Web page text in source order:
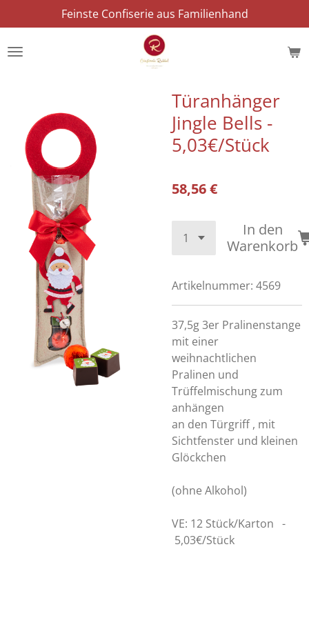
Hauptinhalt
springen
Feinste Confiserie aus Familienhand
Türanhänger
Jingle Bells -
5,03€/Stück
58,56 €
In den
Warenkorb
Artikelnummer: 4569
37,5g 3er Pralinenstange
mit einer
weihnachtlichen
Pralinen und
Trüffelmischung zum
anhängen
an den Türgriff , mit
Sichtfenster und kleinen
Glöckchen
(ohne Alkohol)
VE: 12 Stück/Karton -
5,03€/Stück